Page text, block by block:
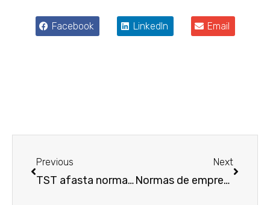
Facebook LinkedIn Email
Previous
TST afasta norma coletiva que fixava remuneração diferenciada para menores aprendizes
Next
Normas de empresa só retroagem para beneficiar empregado acusado de desvio